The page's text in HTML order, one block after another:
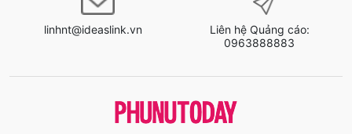
linhnt@ideaslink.vn
Liên hệ Quảng cáo:
0963888883